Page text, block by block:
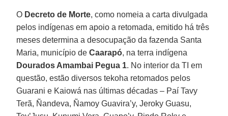
O Decreto de Morte, como nomeia a carta divulgada
pelos indígenas em apoio a retomada, emitido há três
meses determina a desocupação da fazenda Santa
Maria, município deCaarapó, na terra indígena
Dourados Amambai Pegua 1. No interior da TI em
questão, estão diversos tekoha retomados pelos
Guarani e Kaiowá nas últimas décadas – Paí Tavy
Terã, Ñandeva, Ñamoy Guavira’y, Jeroky Guasu,